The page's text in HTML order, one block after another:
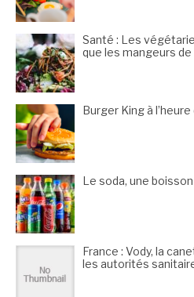
Santé : Les
que les mangeurs de
Burger King à
Le soda, une
France : Vody, la
les autorités